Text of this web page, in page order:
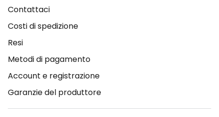
Contattaci
Costi di spedizione
Resi
Metodi di pagamento
Account e registrazione
Garanzie del produttore